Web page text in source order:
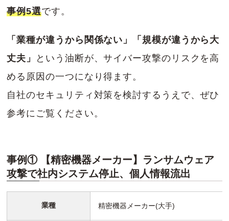
事例5選です。
「業種が違うから関係ない」「規模が違うから大
丈夫」
という油断が、サイバー攻撃のリスクを高
める原因の一つになり得ます。
自社のセキュリティ対策を検討するうえで、ぜひ
参考にご覧ください。
事例① 【精密機器メーカー】ランサムウェア
攻撃で社内システム停止、個人情報流出
業種 精密機器メーカー(大手)